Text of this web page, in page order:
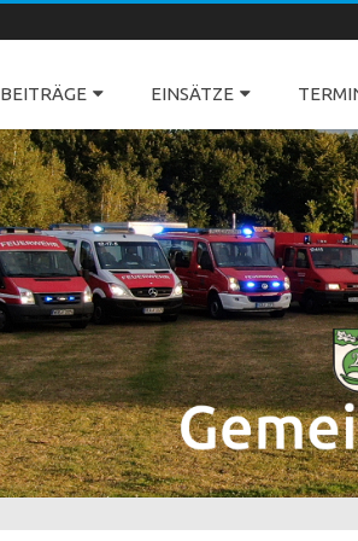
BEITRÄGE EINSÄTZE